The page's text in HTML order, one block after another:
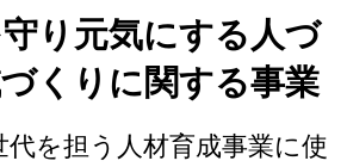
り元気にする人づ
くりに関する事業
代を担う人材育成事業に使